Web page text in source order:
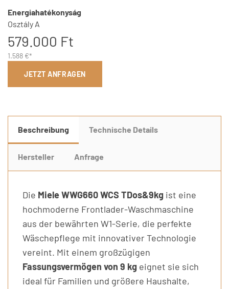
Energiahatékonyság
Osztály A
579.000 Ft
1.588 €*
JETZT ANFRAGEN
Beschreibung Technische Details
Hersteller Anfrage
Die Miele WWG660 WCS TDos&9kg ist eine
hochmoderne Frontlader-Waschmaschine
aus der bewährten W1-Serie, die perfekte
Wäschepflege mit innovativer Technologie
vereint. Mit einem großzügigen
Fassungsvermögen von 9 kg eignet sie sich
ideal für Familien und größere Haushalte,